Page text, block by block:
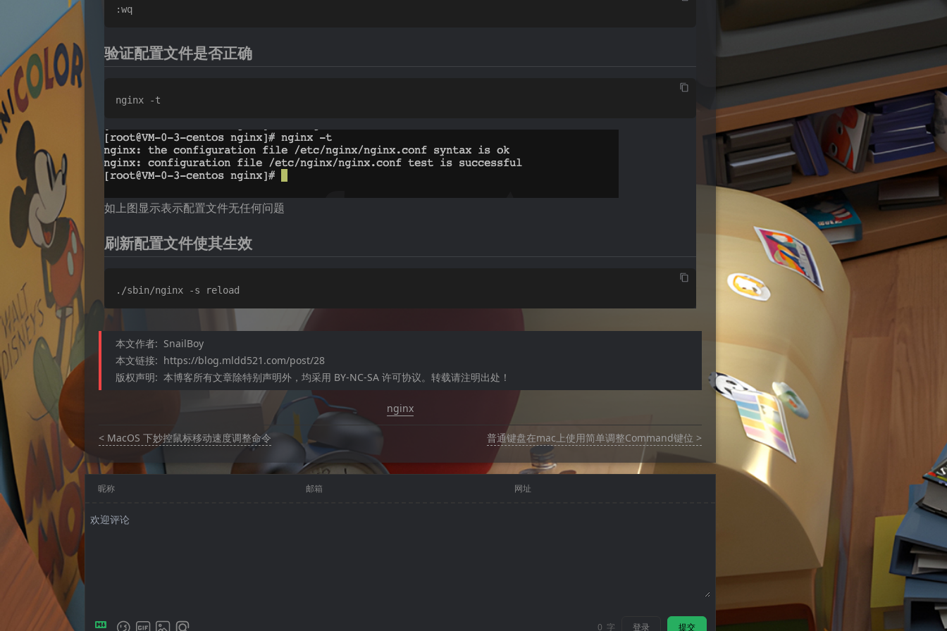
验证配置文件是否正确
如上图显示表示配置文件无任何问题
刷新配置文件使其生效
本文作者: SnailBoy
本文链接: https://blog.mldd521.com/post/28
版权声明: 本博客所有文章除特别声明外，均采用 BY-NC-SA 许可协议。转载请注明出处！
nginx
< MacOS 下妙控鼠标移动速度调整命令 普通键盘在mac上使用简单调整Command键位 >
昵称 邮箱 网址
0 字 登录 提交